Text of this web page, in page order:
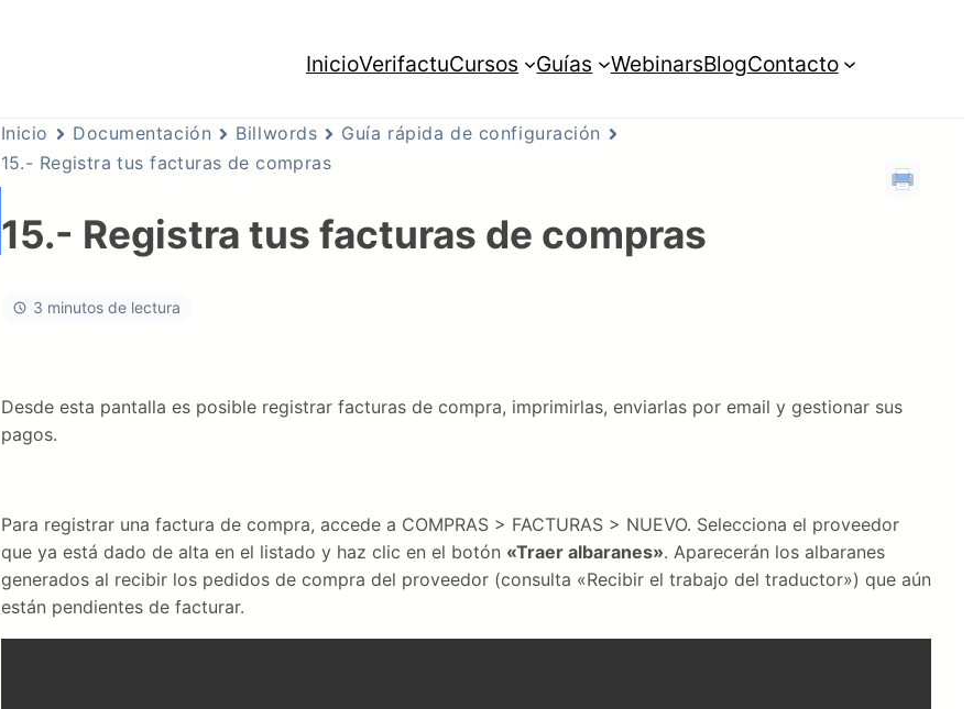
InicioVerifactuCursos Guías WebinarsBlogContacto
Inicio Documentación Billwords
Guía rápida de configuración
15.- Registra tus facturas de compras
15.- Registra tus facturas de compras
3 minutos de lectura
Desde esta pantalla es posible registrar facturas de compra, imprimirlas, enviarlas por email y gestionar sus
pagos.
Para registrar una factura de compra, accede a COMPRAS > FACTURAS > NUEVO. Selecciona el proveedor
que ya está dado de alta en el listado y haz clic en el botón «Traer albaranes». Aparecerán los albaranes
generados al recibir los pedidos de compra del proveedor (consulta «Recibir el trabajo del traductor») que aún
están pendientes de facturar.